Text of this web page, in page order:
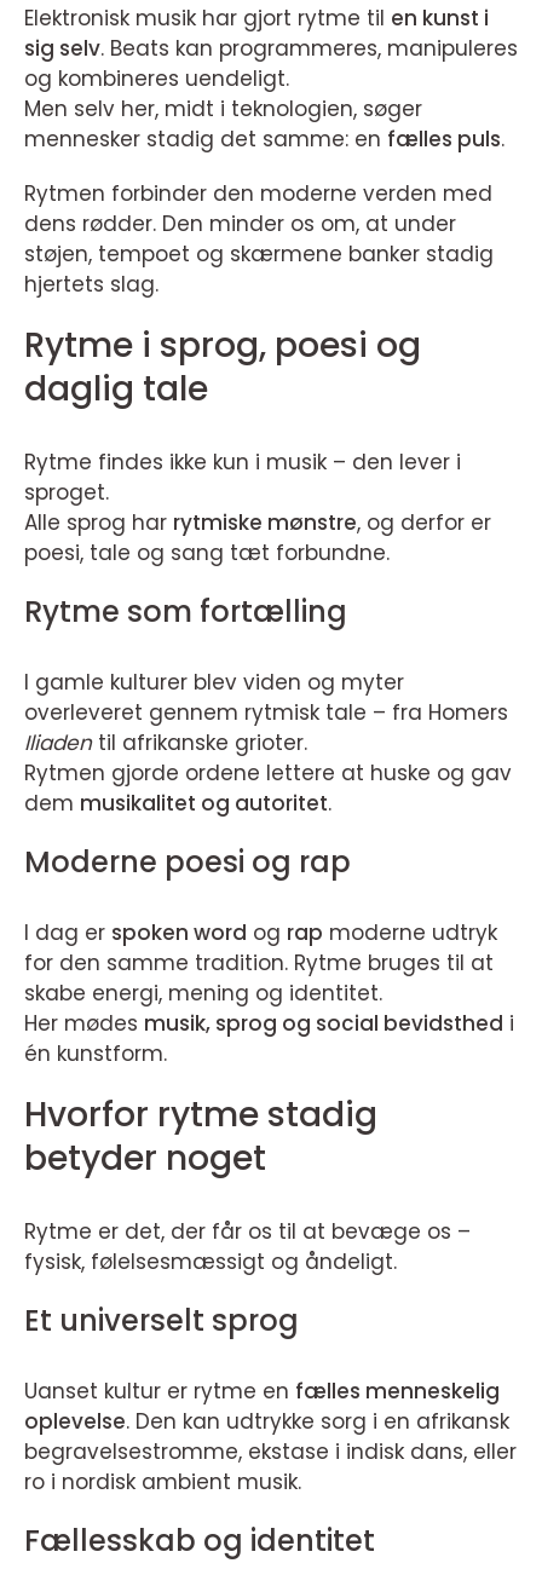
Elektronisk musik har gjort rytme til en kunst i
sig selv. Beats kan programmeres, manipuleres
og kombineres uendeligt.
Men selv her, midt i teknologien, søger
mennesker stadig det samme: en fælles puls.
Rytmen forbinder den moderne verden med
dens rødder. Den minder os om, at under
støjen, tempoet og skærmene banker stadig
hjertets slag.
Rytme i sprog, poesi og
daglig tale
Rytme findes ikke kun i musik – den lever i
sproget.
Alle sprog har rytmiske mønstre, og derfor er
poesi, tale og sang tæt forbundne.
Rytme som fortælling
I gamle kulturer blev viden og myter
overleveret gennem rytmisk tale – fra Homers
Iliadentil afrikanske grioter.
Rytmen gjorde ordene lettere at huske og gav
dem musikalitet og autoritet.
Moderne poesi og rap
I dag er spoken word og rap moderne udtryk
for den samme tradition. Rytme bruges til at
skabe energi, mening og identitet.
Her mødes musik, sprog og social bevidsthed i
én kunstform.
Hvorfor rytme stadig
betyder noget
Rytme er det, der får os til at bevæge os –
fysisk, følelsesmæssigt og åndeligt.
Et universelt sprog
Uanset kultur er rytme en fælles menneskelig
oplevelse. Den kan udtrykke sorg i en afrikansk
begravelsestromme, ekstase i indisk dans, eller
ro i nordisk ambient musik.
Fællesskab og identitet